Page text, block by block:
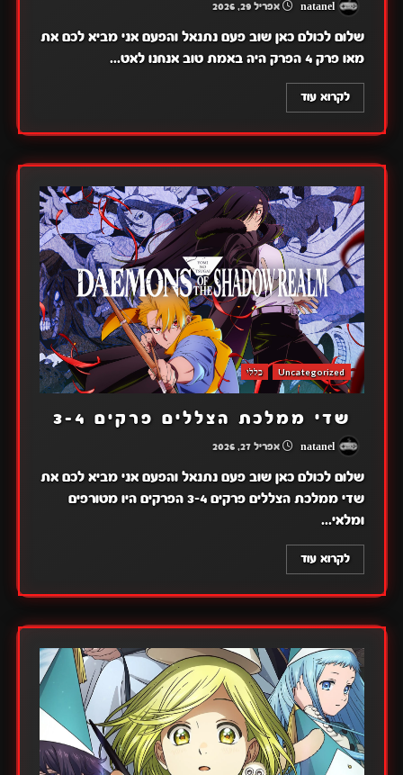
אפריל 29, 2026
שלום לכולם כאן שוב פעם נתנאל והפעם אני מביא לכם את
מאו פרק 4 הפרק היה באמת טוב אנחנו לאט...
לקרוא עוד
Uncategorized כללי
שדי ממלכת הצללים פרקים 3-4
אפריל 27, 2026
שלום לכולם כאן שוב פעם נתנאל והפעם אני מביא לכם את
שדי ממלכת הצללים פרקים 3-4 הפרקים היו מטורפים
ומלאי...
לקרוא עוד